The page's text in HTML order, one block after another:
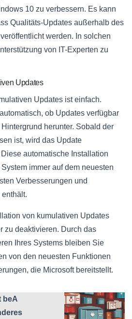
10 zu verbessern. Es kann
Qualitäts-Updates außerhalb des
werden. In solchen
von IT-Experten zu
Updates
Updates ist einfach.
ob Updates verfügbar
herunter. Sobald der
ist, wird das Update
automatische Installation
immer auf dem neuesten
Verbesserungen und
von kumulativen Updates
zu deaktivieren. Durch das
Ihres Systems bleiben Sie
von den neuesten Funktionen
die Microsoft bereitstellt.
beA